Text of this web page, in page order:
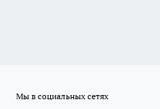
Мы в социальных сетях